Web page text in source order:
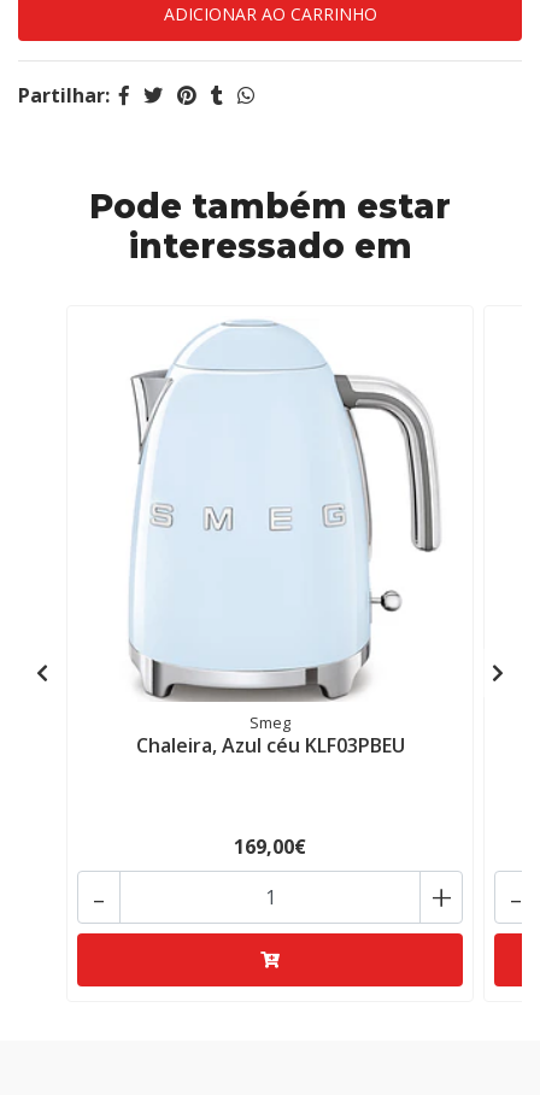
Partilhar:
Pode também estar
interessado em
Smeg
Chaleira, Azul céu KLF03PBEU
169,00€
+
- -